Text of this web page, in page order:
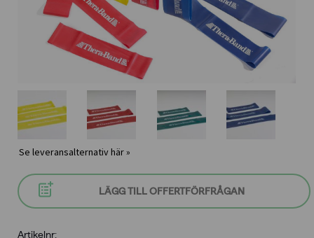
Se leveransalternativ här »
LÄGG TILL OFFERTFÖRFRÅGAN
Artikelnr: